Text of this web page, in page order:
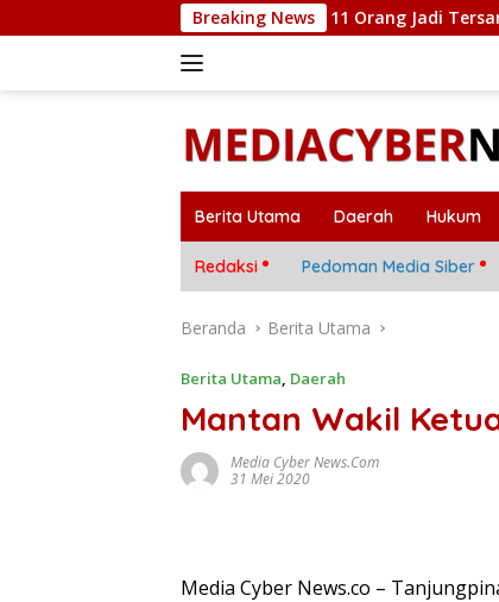
ke
Breaking News
Dibongkar Polda Kepri, 11 Orang Jadi Tersangka
Berita Utama Daerah Hukum
Redaksi Pedoman Media Siber
Beranda Berita Utama
Berita Utama, Daerah
Mantan Wakil
Media Cyber News.Com
31 Mei 2020
Media Cyber News.co –